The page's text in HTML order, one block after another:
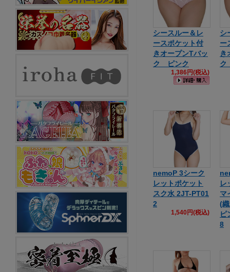
シースルー＆レ
ースポケット付
きオープンTバッ
ク ピンク
1,386円(税込)
シ
ー
き
ク
nemoP 3シーク
レットポケット
スク水 2JT-PT01
2
1,540円(税込)
レ
マ
(
ピ
8